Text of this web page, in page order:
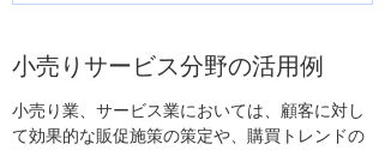
小売りサービス分野の活用例
小売り業、サービス業においては、顧客に対し
て効果的な販促施策の策定や、購買トレンドの